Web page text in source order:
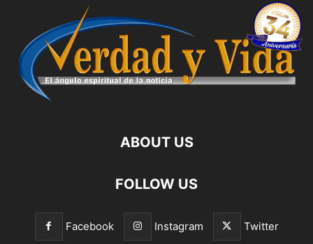
ABOUT US
FOLLOW US
Facebook Instagram Twitter